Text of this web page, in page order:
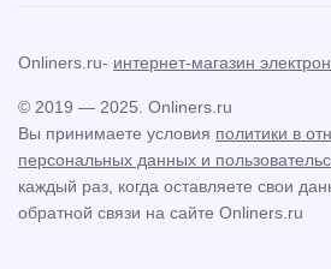
Вы принимаете условия политики в
персональных данных и
каждый раз, когда оставляете свои
обратной связи на сайте Onliners.ru
© 2019 — 2025. Onliners.ru
Onliners.ru- интернет-магазин